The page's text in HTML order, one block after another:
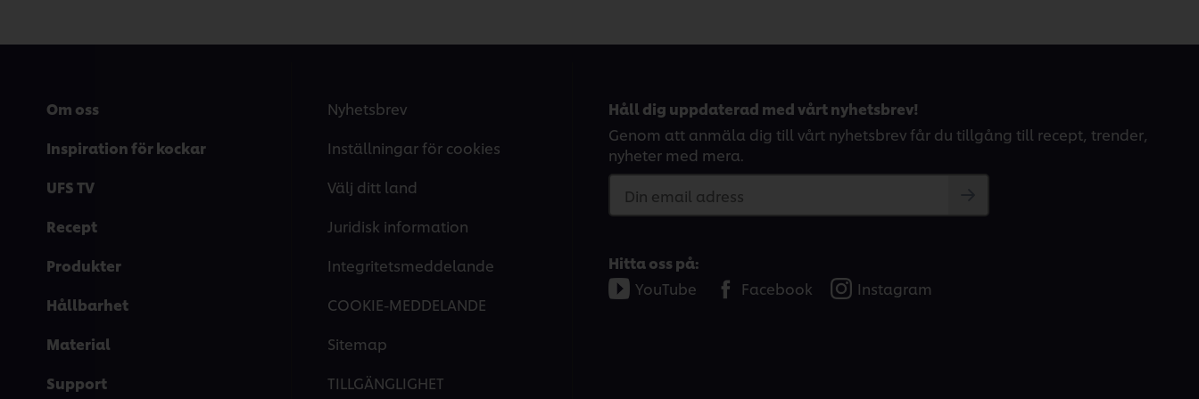
Om oss
Inspiration för kockar
UFS TV
Recept
Produkter
Hållbarhet
Material
Support
Nyhetsbrev
Inställningar för cookies
Välj ditt land
Juridisk information
Integritetsmeddelande
COOKIE-MEDDELANDE
Sitemap
TILLGÄNGLIGHET
Håll dig uppdaterad med vårt nyhetsbrev!
Genom att anmäla dig till vårt nyhetsbrev får du tillgång till recept, trender,
nyheter med mera.
Din email adress
Hitta oss på:
YouTube
Facebook Instagram